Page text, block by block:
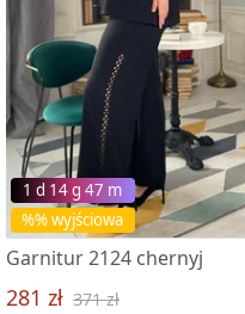
%% wyjściowa
1 d 14 g 47 m
Garnitur 2124 chernyj
281 zł 371 zł